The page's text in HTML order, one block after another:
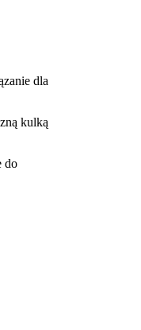
dla
kulką
do